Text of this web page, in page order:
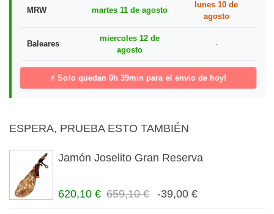
MRW martes 11 de agosto
lunes 10 de
agosto
Baleares
miercoles 12 de
agosto
-
⚡ Solo quedan 0h 39min para el envio de hoy!
ESPERA, PRUEBA ESTO TAMBIÉN
Jamón Joselito Gran Reserva
620,10 € 659,10 € -39,00 €